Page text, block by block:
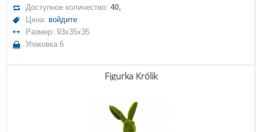
Доступное количество:40,
Цена: войдите
Размер: 93x35x35
Упаковка 6
Figurka Królik